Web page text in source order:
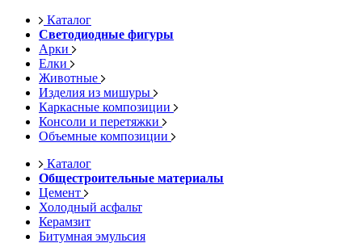
Каталог
Светодиодные фигуры
Арки
Елки
Животные
Изделия из мишуры
Каркасные композиции
Консоли и перетяжки
Объемные композиции
Каталог
Общестроительные материалы
Цемент
Холодный асфальт
Керамзит
Битумная эмульсия